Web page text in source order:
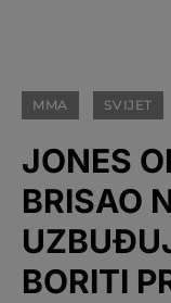
MMA SVIJET
JONES
BRISAO
BORITI